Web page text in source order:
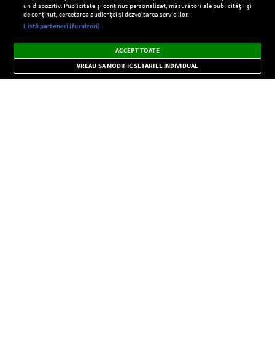
CONFIDENŢIALITATE
Setări:
Dark
Mode
Radio live, podcasturi, știri și alerte
importante.
×
un dispozitiv. Publicitate și conținut personalizat, măsurători ale publicității și
de conținut, cercetarea audienței și dezvoltarea serviciilor.
Listă parteneri (furnizori)
ACCEPT TOATE
VREAU SA MODIFIC SETARILE INDIVIDUAL